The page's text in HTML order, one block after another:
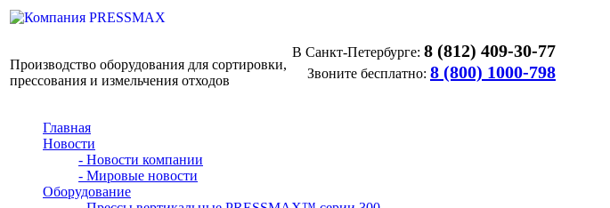
Производство оборудования для сортировки,
прессования и измельчения отходов
В Санкт-Петербурге: 8 (812) 409-30-77
Звоните бесплатно: 8 (800) 1000-798
Главная
Новости
- Новости компании
- Мировые новости
Оборудование